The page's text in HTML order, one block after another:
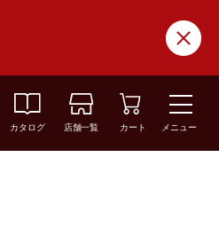
カタログ 店舗一覧 カート メニュー